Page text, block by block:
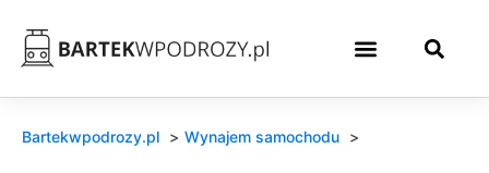
Bartekwpodrozy.pl Wynajem samochodu